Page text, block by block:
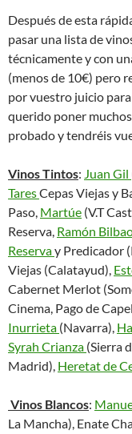
Después de esta
pasar una lista de
técnicamente y con
(menos de 10€) pero
por vuestro juicio
querido poner
probado y tendréis
Vinos Tintos: Juan Gil
TaresCepas Viejas y
Paso, Martúe (V.T
Reserva, Ramón
Reservay Predicador
Viejas (Calatayud),
Cabernet Merlot
Cinema, Pago de
Inurrieta (Navarra),
Syrah Crianza (Sierra
Madrid), Heretat de
Vinos Blancos:
La Mancha), Enate